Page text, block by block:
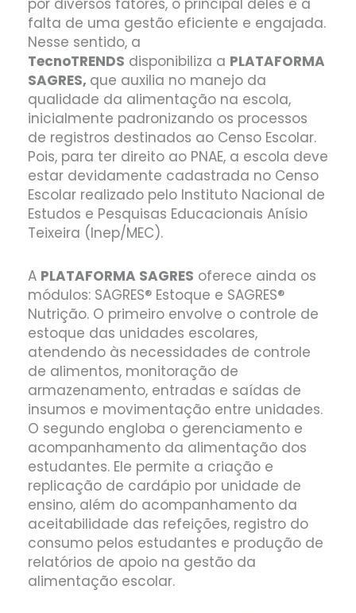
por diversos fatores, o principal deles é a
falta de uma gestão eficiente e engajada.
Nesse sentido, a
TecnoTRENDS disponibiliza a PLATAFORMA
SAGRES, que auxilia no manejo da
qualidade da alimentação na escola,
inicialmente padronizando os processos
de registros destinados ao Censo Escolar.
Pois, para ter direito ao PNAE, a escola deve
estar devidamente cadastrada no Censo
Escolar realizado pelo Instituto Nacional de
Estudos e Pesquisas Educacionais Anísio
Teixeira (Inep/MEC).
A PLATAFORMA SAGRES oferece ainda os
módulos: SAGRES® Estoque e SAGRES®
Nutrição. O primeiro envolve o controle de
estoque das unidades escolares,
atendendo às necessidades de controle
de alimentos, monitoração de
armazenamento, entradas e saídas de
insumos e movimentação entre unidades.
O segundo engloba o gerenciamento e
acompanhamento da alimentação dos
estudantes. Ele permite a criação e
replicação de cardápio por unidade de
ensino, além do acompanhamento da
aceitabilidade das refeições, registro do
consumo pelos estudantes e produção de
relatórios de apoio na gestão da
alimentação escolar.